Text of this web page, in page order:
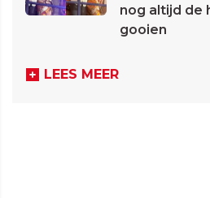
nog altijd de
gooien
LEES MEER